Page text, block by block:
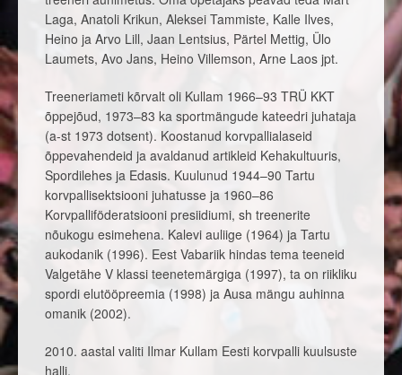
Laga, Anatoli Krikun, Aleksei Tammiste, Kalle Ilves,
Heino ja Arvo Lill, Jaan Lentsius, Pärtel Mettig, Ülo
Laumets, Avo Jans, Heino Villemson, Arne Laos jpt.
Treeneriameti kõrvalt oli Kullam 1966–93 TRÜ KKT
õppejõud, 1973–83 ka sportmängude kateedri juhataja
(a-st 1973 dotsent). Koostanud korvpallialaseid
õppevahendeid ja avaldanud artikleid Kehakultuuris,
Spordilehes ja Edasis. Kuulunud 1944–90 Tartu
korvpallisektsiooni juhatusse ja 1960–86
Korvpalliföderatsiooni presiidiumi, sh treenerite
nõukogu esimehena. Kalevi auliige (1964) ja Tartu
aukodanik (1996). Eest Vabariik hindas tema teeneid
Valgetähe V klassi teenetemärgiga (1997), ta on riikliku
spordi elutööpreemia (1998) ja Ausa mängu auhinna
omanik (2002).
2010. aastal valiti Ilmar Kullam Eesti korvpalli kuulsuste
halli.